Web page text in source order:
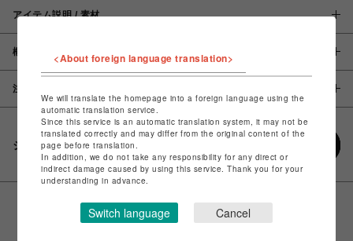
アイテム説明 / 素材
概要
注意事項
シェアする
<About foreign language translation>
We will translate the homepage into a foreign language using the
automatic translation service.
Since this service is an automatic translation system, it may not be
translated correctly and may differ from the original content of the
page before translation.
In addition, we do not take any responsibility for any direct or
indirect damage caused by using this service. Thank you for your
understanding in advance.
Switch language Cancel